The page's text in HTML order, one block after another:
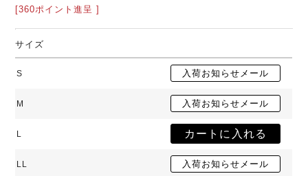
[360ポイント進呈 ]
サイズ
S
M
L
LL